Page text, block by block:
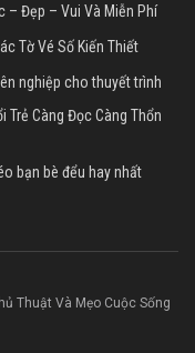
– Đẹp – Vui Và Miễn Phí
Tờ Vé Số Kiến Thiết
nghiệp cho thuyết trình
Trẻ Càng Đọc Càng Thổn
bạn bè đểu hay nhất
Thuật Và Mẹo Cuộc Sống